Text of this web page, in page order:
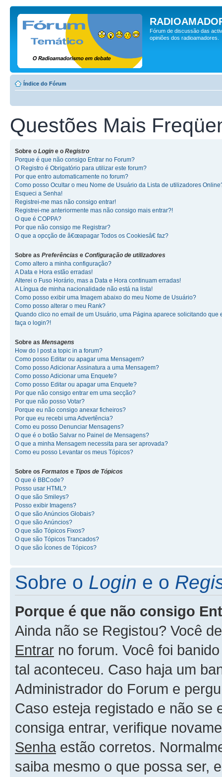
Fórum de discussão das
opiniões dos radioamadores.
Índice do Fórum
Questões Mais
Sobre o Login e o Registro
Porque é que não consigo Entrar no Forum?
O Registro é Obrigatório para utilizar este forum?
Por que entro automaticamente no forum?
Como posso Ocultar o meu Nome de Usuário da Lista de utilizadores
Esqueci a Senha!
Registrei-me mas não consigo entrar!
Registrei-me anteriormente mas não consigo mais entrar?!
O que é COPPA?
Por que não consigo me Registrar?
O que a opcção de â€œapagar Todos os Cookiesâ€ faz?
Sobre as Preferências e Configuração de utilizadores
Como altero a minha configuração?
A Data e Hora estão erradas!
Alterei o Fuso Horário, mas a Data e Hora continuam erradas!
A Língua de minha nacionalidade não está na lista!
Como posso exibir uma Imagem abaixo do meu Nome de Usuário?
Como posso alterar o meu Rank?
Quando clico no email de um Usuário, uma Página aparece solicitando que
faça o login?!
Sobre as Mensagens
How do I post a topic in a forum?
Como posso Editar ou apagar uma Mensagem?
Como posso Adicionar Assinatura a uma Mensagem?
Como posso Adicionar uma Enquete?
Como posso Editar ou apagar uma Enquete?
Por que não consigo entrar em uma secção?
Por que não posso Votar?
Porque eu não consigo anexar ficheiros?
Por que eu recebi uma Advertência?
Como eu posso Denunciar Mensagens?
O que é o botão Salvar no Painel de Mensagens?
O que a minha Mensagem necessita para ser aprovada?
Como eu posso Levantar os meus Tópicos?
Sobre os Formatos e Tipos de Tópicos
O que é BBCode?
Posso usar HTML?
O que são Smileys?
Posso exibir Imagens?
O que são Anúncios Globais?
O que são Anúncios?
O que são Tópicos Fixos?
O que são Tópicos Trancados?
O que são Ícones de Tópicos?
Sobre o Login e o
Porque é que não consigo
Ainda não se Registou? Você
Entrar no forum. Você foi
tal aconteceu. Caso haja um
Administrador do Forum e
Caso esteja registado e não se
consiga entrar, verifique
Senha estão corretos.
saiba mesmo o que possa ser,